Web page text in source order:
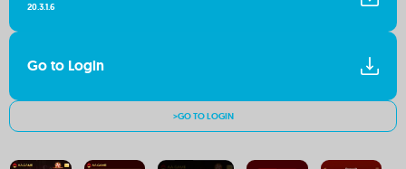
20.3.1.6
Go to Login
>GO TO LOGIN